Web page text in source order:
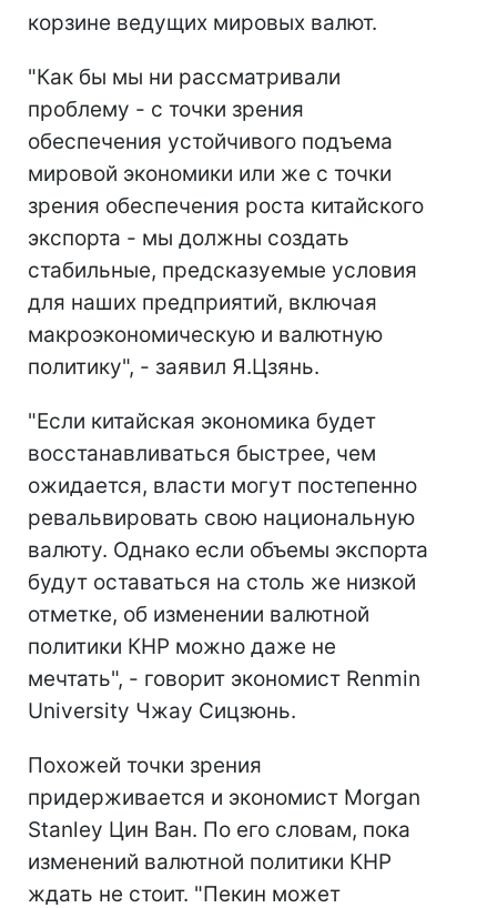
корзине ведущих мировых валют.
"Как бы мы ни рассматривали
проблему - с точки зрения
обеспечения устойчивого подъема
мировой экономики или же с точки
зрения обеспечения роста китайского
экспорта - мы должны создать
стабильные, предсказуемые условия
для наших предприятий, включая
макроэкономическую и валютную
политику", - заявил Я.Цзянь.
"Если китайская экономика будет
восстанавливаться быстрее, чем
ожидается, власти могут постепенно
ревальвировать свою национальную
валюту. Однако если объемы экспорта
будут оставаться на столь же низкой
отметке, об изменении валютной
политики КНР можно даже не
мечтать", - говорит экономист Renmin
University Чжау Сицзюнь.
Похожей точки зрения
придерживается и экономист Morgan
Stanley Цин Ван. По его словам, пока
изменений валютной политики КНР
ждать не стоит. "Пекин может